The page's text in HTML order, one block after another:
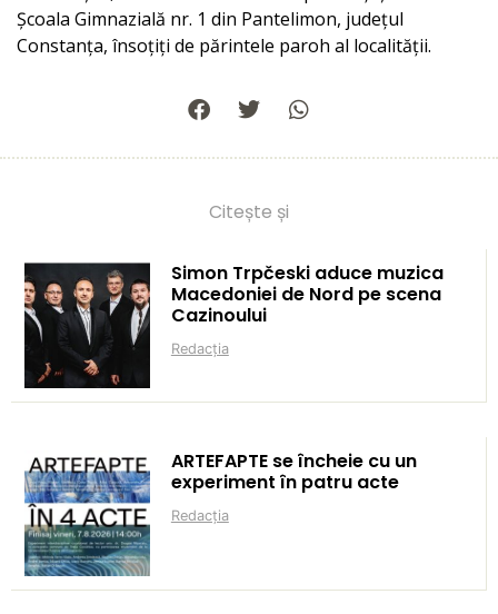
Școala Gimnazială nr. 1 din Pantelimon, județul
Constanța, însoțiți de părintele paroh al localității.
Citește și
Simon Trpčeski aduce muzica
Macedoniei de Nord pe scena
Cazinoului
Redacția
ARTEFAPTE se încheie cu un
experiment în patru acte
Redacția